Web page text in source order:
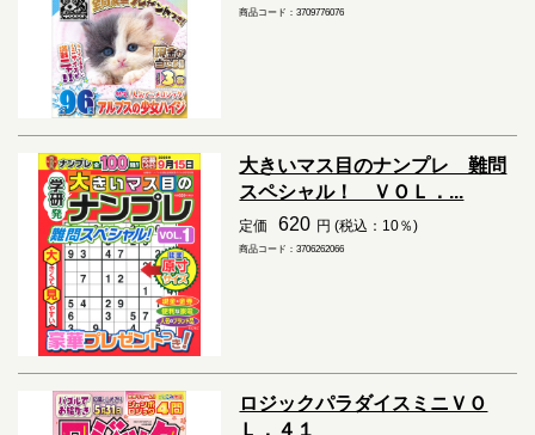
商品コード：3709776076
大きいマス目のナンプレ 難問
スペシャル！ ＶＯＬ．...
定価 620 円 (税込：10％)
商品コード：3706262066
ロジックパラダイスミニＶＯ
Ｌ．４１